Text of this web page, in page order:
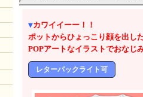
▼カワイイーー！！
ポットからひょっこり顔を出し
POPアートなイラストでおなじ
レターパックライト可